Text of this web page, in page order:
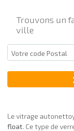
Trouvons un
ville
Le vitrage
float. Ce type de